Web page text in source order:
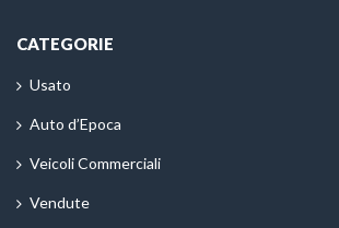
CATEGORIE
Usato
Auto d’Epoca
Veicoli Commerciali
Vendute